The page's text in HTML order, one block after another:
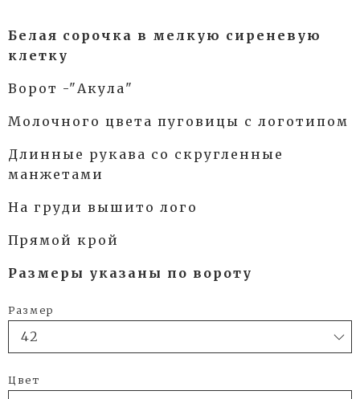
Белая сорочка в мелкую сиреневую
клетку
Ворот -"Акула"
Молочного цвета пуговицы с логотипом
Длинные рукава со скругленные
манжетами
На груди вышито лого
Прямой крой
Размеры указаны по вороту
Размер
Цвет